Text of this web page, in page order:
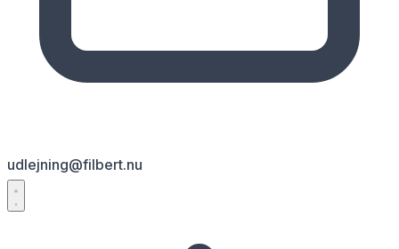
udlejning@filbert.nu